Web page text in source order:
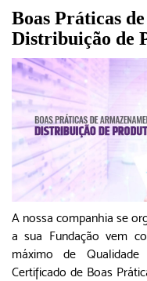
Boas Práticas
Distribuição de
A nossa companhia se
a sua Fundação vem
máximo de
Certificado de Boas